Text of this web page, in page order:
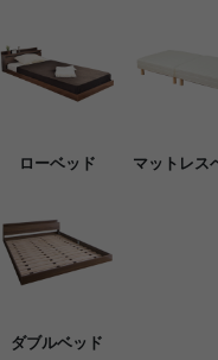
ローベッド マットレス
ダブルベッド